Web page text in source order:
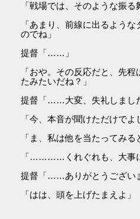
「戦場では、そのような振る
「あまり、前線に出るよう
のでね」
提督「……」
「おや。その反応だと、先
たみたいだね？」
提督「……大変、失礼しまし
「今、本音が聞けただけでよ
「ま、私は他を当たってみる
「…………くれぐれも、大事
提督「……ありがとうござ
「はは、頭を上げたまえよ」